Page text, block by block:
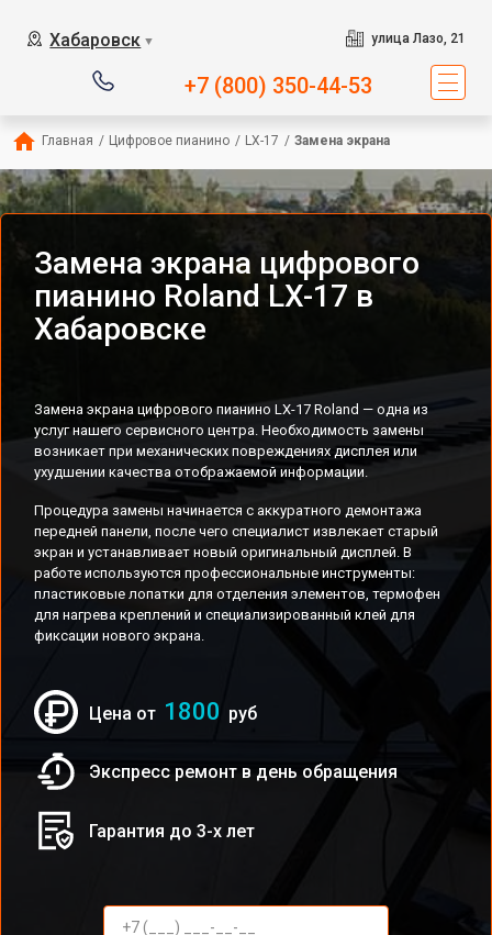
Хабаровск ▼ улица Лазо, 21
+7 (800) 350-44-53
Главная / Цифровое пианино / LX-17 / Замена экрана
Замена экрана цифрового
пианино Roland LX-17 в
Хабаровске
Замена экрана цифрового пианино LX-17 Roland — одна из
услуг нашего сервисного центра. Необходимость замены
возникает при механических повреждениях дисплея или
ухудшении качества отображаемой информации.
Процедура замены начинается с аккуратного демонтажа
передней панели, после чего специалист извлекает старый
экран и устанавливает новый оригинальный дисплей. В
работе используются профессиональные инструменты:
пластиковые лопатки для отделения элементов, термофен
для нагрева креплений и специализированный клей для
фиксации нового экрана.
Цена от 1800 руб
Экспресс ремонт в день обращения
Гарантия до 3-х лет